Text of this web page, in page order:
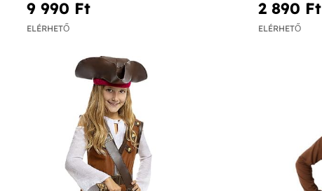
9 990 Ft‎
ELÉRHETŐ
2 890 Ft‎
ELÉRHETŐ